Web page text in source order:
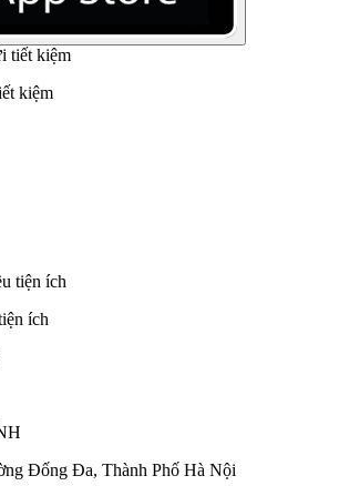
kiệm
ích
Đống Đa, Thành Phố Hà Nội